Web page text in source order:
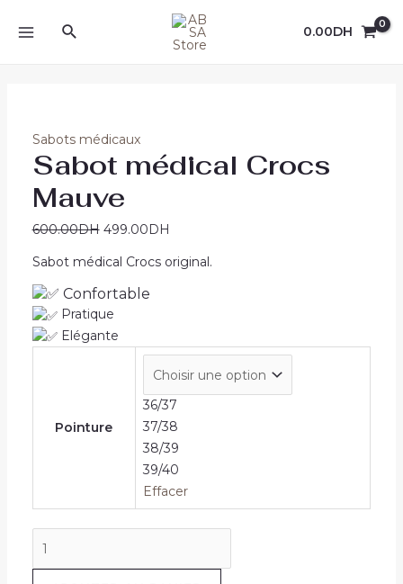
Rechercher 0.00DH
Promo !
Sabots médicaux
Sabot médical Crocs
Mauve
600.00DH 499.00DH
Sabot médical Crocs original.
Confortable
Pratique
Elégante
Pointure
36/37
37/38
38/39
39/40
Effacer
de
Promo !
Promo !
Promo !
Promo !
Promo !
Promo !